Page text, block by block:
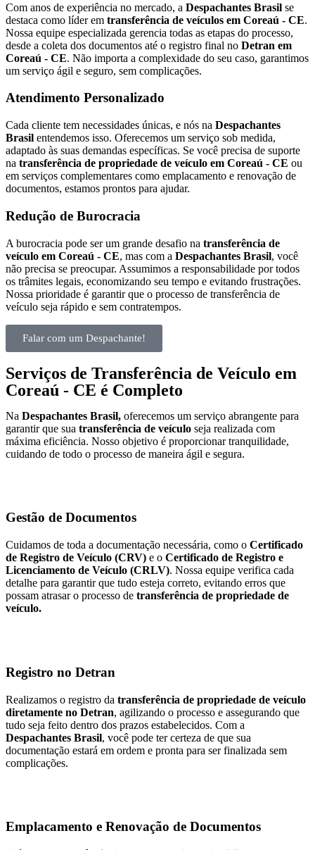
Com anos de experiência no mercado, a Despachantes Brasil se
destaca como líder em transferência de veículos em Coreaú - CE.
Nossa equipe especializada gerencia todas as etapas do processo,
desde a coleta dos documentos até o registro final no Detran em
Coreaú - CE. Não importa a complexidade do seu caso, garantimos
um serviço ágil e seguro, sem complicações.
Atendimento Personalizado
Cada cliente tem necessidades únicas, e nós na Despachantes
Brasil entendemos isso. Oferecemos um serviço sob medida,
adaptado às suas demandas específicas. Se você precisa de suporte
na transferência de propriedade de veículo em Coreaú - CE ou
em serviços complementares como emplacamento e renovação de
documentos, estamos prontos para ajudar.
Redução de Burocracia
A burocracia pode ser um grande desafio na transferência de
veículo em Coreaú - CE, mas com a Despachantes Brasil, você
não precisa se preocupar. Assumimos a responsabilidade por todos
os trâmites legais, economizando seu tempo e evitando frustrações.
Nossa prioridade é garantir que o processo de transferência de
veículo seja rápido e sem contratempos.
Falar com um Despachante!
Serviços de Transferência de Veículo em
Coreaú - CE é Completo
Na Despachantes Brasil, oferecemos um serviço abrangente para
garantir que sua transferência de veículo seja realizada com
máxima eficiência. Nosso objetivo é proporcionar tranquilidade,
cuidando de todo o processo de maneira ágil e segura.
Gestão de Documentos
Cuidamos de toda a documentação necessária, como o Certificado
de Registro de Veículo (CRV) e o Certificado de Registro e
Licenciamento de Veículo (CRLV). Nossa equipe verifica cada
detalhe para garantir que tudo esteja correto, evitando erros que
possam atrasar o processo de transferência de propriedade de
veículo.
Registro no Detran
Realizamos o registro da transferência de propriedade de veículo
diretamente no Detran, agilizando o processo e assegurando que
tudo seja feito dentro dos prazos estabelecidos. Com a
Despachantes Brasil, você pode ter certeza de que sua
documentação estará em ordem e pronta para ser finalizada sem
complicações.
Emplacamento e Renovação de Documentos